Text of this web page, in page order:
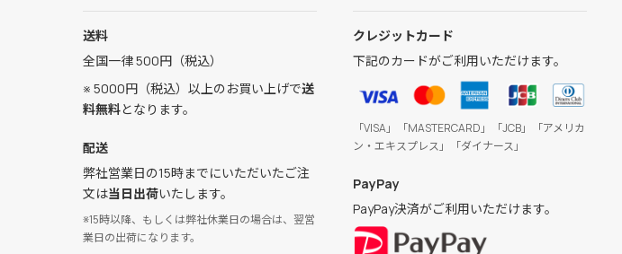
送料
全国一律 500円（税込）
※ 5000円（税込）以上のお買い上げで送
料無料となります。
配送
弊社営業日の15時までにいただいたご注
文は当日出荷いたします。
※15時以降、もしくは弊社休業日の場合は、翌営
業日の出荷になります。
クレジットカード
下記のカードがご利用いただけます。
「VISA」「MASTERCARD」「JCB」「アメリカ
ン・エキスプレス」「ダイナース」
PayPay
PayPay決済がご利用いただけます。